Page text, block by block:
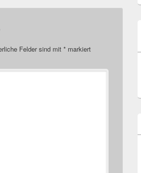
Felder sind mit * markiert